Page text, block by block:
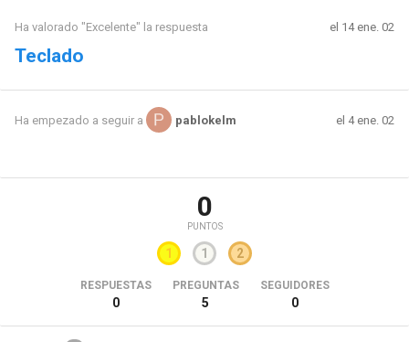
Ha valorado "Excelente" la respuesta el 14 ene. 02
Teclado
Ha empezado a seguir a pablokelm el 4 ene. 02
0
PUNTOS
1 1 2
RESPUESTAS
0
PREGUNTAS
5
SEGUIDORES
0